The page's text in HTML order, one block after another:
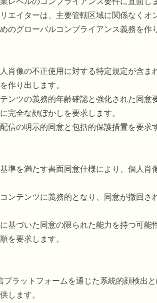
エイターは、主要管轄区域に関係なくオ
グローバルコンプライアンス義務を作
肖像の不正使用に対する特定規定が含ま
作り出します。
ツの義務的年齢確認と強化された同意
完全な顔ぼかしを要求します。
信の明示的同意と包括的保護措置を要求
準を満たす書面同意仕様により、個人肖
ンテンツに義務的となり、同意が撤回さ
基づいた同意の限られた能力を持つ可能
を要求します。
ラットフォームを通じた系統的顔検出
します。